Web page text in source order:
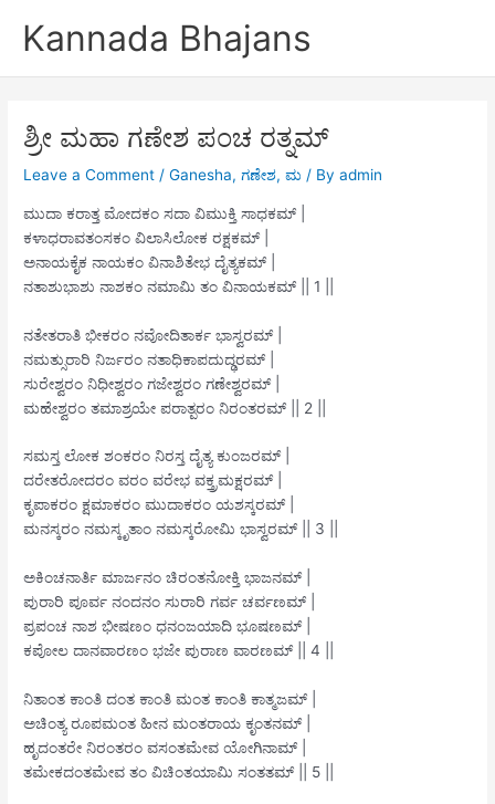
Kannada Bhajans
ಶ್ರೀ ಮಹಾ ಗಣೇಶ ಪಂಚ ರತ್ನಮ್
Leave a Comment /Ganesha,ಗಣೇಶ,ಮ / Byadmin
ಮುದಾ ಕರಾತ್ತ ಮೋದಕಂ ಸದಾ ವಿಮುಕ್ತಿ ಸಾಧಕಮ್ |
ಕಳಾಧರಾವತಂಸಕಂ ವಿಲಾಸಿಲೋಕ ರಕ್ಷಕಮ್ |
ಅನಾಯಕೈಕ ನಾಯಕಂ ವಿನಾಶಿತೇಭ ದೈತ್ಯಕಮ್ |
ನತಾಶುಭಾಶು ನಾಶಕಂ ನಮಾಮಿ ತಂ ವಿನಾಯಕಮ್ || 1 ||
ನತೇತರಾತಿ ಭೀಕರಂ ನವೋದಿತಾರ್ಕ ಭಾಸ್ವರಮ್ |
ನಮತ್ಸುರಾರಿ ನಿರ್ಜರಂ ನತಾಧಿಕಾಪದುದ್ಢರಮ್ |
ಸುರೇಶ್ವರಂ ನಿಧೀಶ್ವರಂ ಗಜೇಶ್ವರಂ ಗಣೇಶ್ವರಮ್ |
ಮಹೇಶ್ವರಂ ತಮಾಶ್ರಯೇ ಪರಾತ್ಪರಂ ನಿರಂತರಮ್ || 2 ||
ಸಮಸ್ತ ಲೋಕ ಶಂಕರಂ ನಿರಸ್ತ ದೈತ್ಯ ಕುಂಜರಮ್ |
ದರೇತರೋದರಂ ವರಂ ವರೇಭ ವಕ್ತ್ರಮಕ್ಷರಮ್ |
ಕೃಪಾಕರಂ ಕ್ಷಮಾಕರಂ ಮುದಾಕರಂ ಯಶಸ್ಕರಮ್ |
ಮನಸ್ಕರಂ ನಮಸ್ಕೃತಾಂ ನಮಸ್ಕರೋಮಿ ಭಾಸ್ವರಮ್ || 3 ||
ಅಕಿಂಚನಾರ್ತಿ ಮಾರ್ಜನಂ ಚಿರಂತನೋಕ್ತಿ ಭಾಜನಮ್ |
ಪುರಾರಿ ಪೂರ್ವ ನಂದನಂ ಸುರಾರಿ ಗರ್ವ ಚರ್ವಣಮ್ |
ಪ್ರಪಂಚ ನಾಶ ಭೀಷಣಂ ಧನಂಜಯಾದಿ ಭೂಷಣಮ್ |
ಕಪೋಲ ದಾನವಾರಣಂ ಭಜೇ ಪುರಾಣ ವಾರಣಮ್ || 4 ||
ನಿತಾಂತ ಕಾಂತಿ ದಂತ ಕಾಂತಿ ಮಂತ ಕಾಂತಿ ಕಾತ್ಮಜಮ್ |
ಅಚಿಂತ್ಯ ರೂಪಮಂತ ಹೀನ ಮಂತರಾಯ ಕೃಂತನಮ್ |
ಹೃದಂತರೇ ನಿರಂತರಂ ವಸಂತಮೇವ ಯೋಗಿನಾಮ್ |
ತಮೇಕದಂತಮೇವ ತಂ ವಿಚಿಂತಯಾಮಿ ಸಂತತಮ್ || 5 ||